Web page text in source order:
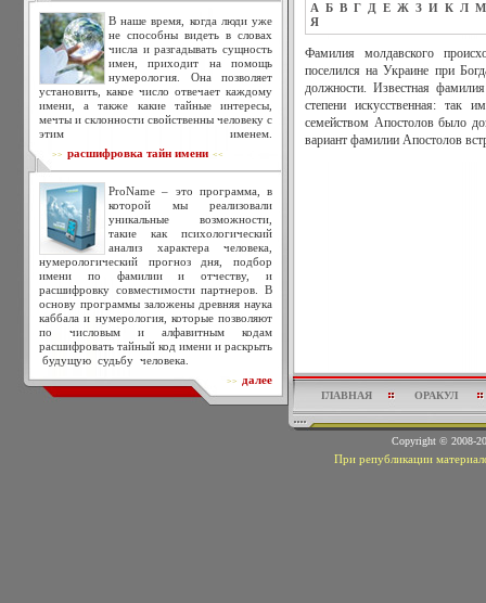
В наше время, когда люди уже
не способны видеть в словах
числа и разгадывать сущность
имен, приходит на помощь
нумерология. Она позволяет
установить, какое число отвечает каждому
имени, а также какие тайные интересы,
мечты и склонности свойственны человеку с
этим именем.
>> расшифровка тайн имени <<
ProName – это программа, в
которой мы реализовали
уникальные возможности,
такие как психологический
анализ характера человека,
нумерологический прогноз дня, подбор
имени по фамилии и отчеству, и
расшифровку совместимости партнеров. В
основу программы заложены древняя наука
каббала и нумерология, которые позволяют
по числовым и алфавитным кодам
расшифровать тайный код имени и раскрыть
будущую судьбу человека.
>> далее
А Б В Г Д Е Ж З И К Л М
Я
Фамилия молдавского
поселился на Украине при
должности. Известная
степени искусственная: так
семейством Апостолов было
вариант фамилии Апостолов
ГЛАВНАЯ ОРАКУЛ
Copyright © 2008-
При републикации